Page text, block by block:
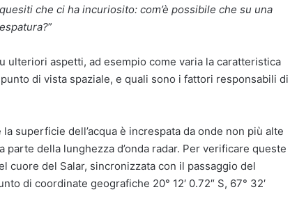
che ci ha incuriosito: com’è possibile che su una
”
ulteriori aspetti, ad esempio come varia la caratteristica
di vista spaziale, e quali sono i fattori responsabili di
superficie dell’acqua è increspata da onde non più alte
della lunghezza d’onda radar. Per verificare queste
cuore del Salar, sincronizzata con il passaggio del
di coordinate geografiche 20° 12′ 0.72″ S, 67° 32′